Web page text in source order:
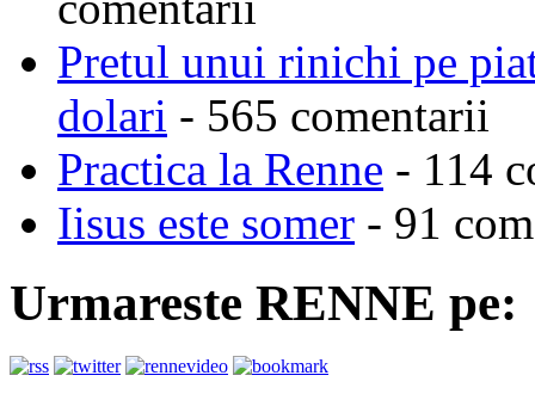
Pretul unui rinichi pe
dolari - 565 comentarii
Practica la Renne - 114
Iisus este somer - 91
Urmareste RENNE pe: